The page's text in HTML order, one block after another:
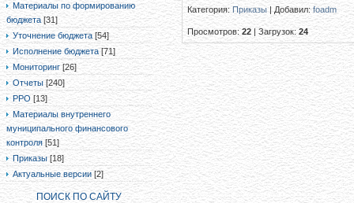
Материалы по формированию
бюджета [31]
Уточнение бюджета [54]
Исполнение бюджета [71]
Мониторинг [26]
Отчеты [240]
РРО [13]
Материалы внутреннего
муниципального финансового
контроля [51]
Приказы [18]
Актуальные версии [2]
ПОИСК ПО САЙТУ
Категория: Приказы|Добавил: foadm
Просмотров:22 | Загрузок:24